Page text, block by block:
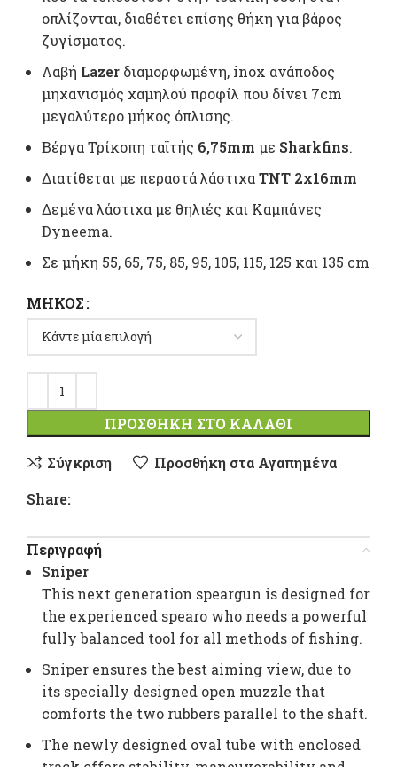
οπλίζονται, διαθέτει επίσης θήκη για βάρος
ζυγίσματος.
Λαβή Lazer διαμορφωμένη, inox ανάποδος
μηχανισμός χαμηλού προφίλ που δίνει 7cm
μεγαλύτερο μήκος όπλισης.
Βέργα Τρίκοπη ταϊτής 6,75mm με Sharkfins.
Διατίθεται με περαστά λάστιχαΤΝΤ 2x16mm
Δεμένα λάστιχα με θηλιές και Καμπάνες
Dyneema.
Σε μήκη 55, 65, 75, 85, 95, 105, 115, 125 και 135 cm
ΜΉΚΟΣ
ΠΡΟΣΘΉΚΗ ΣΤΟ ΚΑΛΆΘΙ
Σύγκριση
Προσθήκη στα Αγαπημένα
Share:
Περιγραφή
Sniper
This next generation speargun is designed for
the experienced spearo who needs a powerful
fully balanced tool for all methods of fishing.
Sniper ensures the best aiming view, due to
its specially designed open muzzle that
comforts the two rubbers parallel to the shaft.
The newly designed oval tube with enclosed